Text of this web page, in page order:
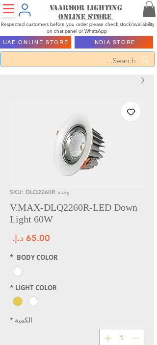
Vaarmor Lighting
ONLINE STORE
Respected customers before you order please check stock/availability
on chat panel or WhatsApp
UAE ONLINE STORE INDIA STORE
وحدة SKU: DLQ2260R
V.MAX-DLQ2260R-LED Down
Light 60W
BODY COLOR
*
LIGHT COLOR
*
الكمية *